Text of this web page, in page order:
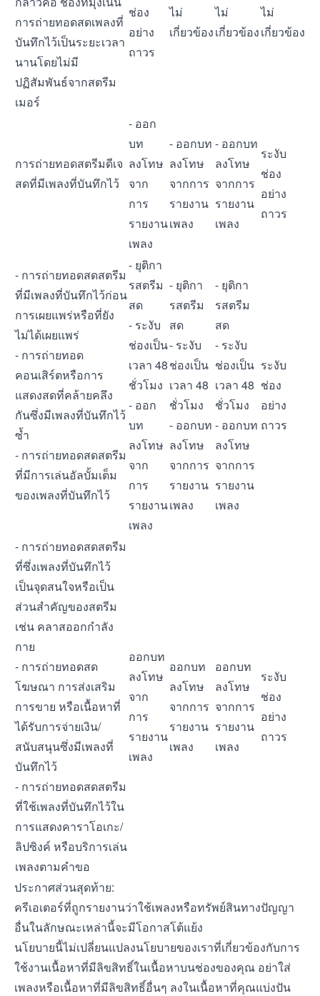
การถ่ายทอดสดเพลงที่
บันทึกไว้เป็นระยะเวลา
นานโดยไม่มี
ปฏิสัมพันธ์จากสตรีม
เมอร์
ช่อง
อย่าง
ถาวร
ไม่
เกี่ยวข้อง
ไม่
เกี่ยวข้อง
ไม่
เกี่ยวข้อง
การถ่ายทอดสตรีมดีเจ
สดที่มีเพลงที่บันทึกไว้
- ออก
บท
ลงโทษ
จาก
การ
รายงาน
เพลง
- ออกบท
ลงโทษ
จากการ
รายงาน
เพลง
- ออกบท
ลงโทษ
จากการ
รายงาน
เพลง
ระงับ
ช่อง
อย่าง
ถาวร
- การถ่ายทอดสดสตรีม
ที่มีเพลงที่บันทึกไว้ก่อน
การเผยแพร่หรือที่ยัง
ไม่ได้เผยแพร่
- การถ่ายทอด
คอนเสิร์ตหรือการ
แสดงสดที่คล้ายคลึง
กันซึ่งมีเพลงที่บันทึกไว้
ซ้ำ
- การถ่ายทอดสดสตรีม
ที่มีการเล่นอัลบั้มเต็ม
ของเพลงที่บันทึกไว้
- ยุติกา
รสตรีม
สด
- ระงับ
ช่องเป็น
เวลา 48
ชั่วโมง
- ออก
บท
ลงโทษ
จาก
การ
รายงาน
เพลง
- ยุติกา
รสตรีม
สด
- ระงับ
ช่องเป็น
เวลา 48
ชั่วโมง
- ออกบท
ลงโทษ
จากการ
รายงาน
เพลง
- ยุติกา
รสตรีม
สด
- ระงับ
ช่องเป็น
เวลา 48
ชั่วโมง
- ออกบท
ลงโทษ
จากการ
รายงาน
เพลง
ระงับ
ช่อง
อย่าง
ถาวร
- การถ่ายทอดสดสตรีม
ที่ซึ่งเพลงที่บันทึกไว้
เป็นจุดสนใจหรือเป็น
ส่วนสำคัญของสตรีม
เช่น คลาสออกกำลัง
กาย
- การถ่ายทอดสด
โฆษณา การส่งเสริม
การขาย หรือเนื้อหาที่
ได้รับการจ่ายเงิน/
สนับสนุนซึ่งมีเพลงที่
บันทึกไว้
- การถ่ายทอดสดสตรีม
ที่ใช้เพลงที่บันทึกไว้ใน
การแสดงคาราโอเกะ/
ลิปซิงค์ หรือบริการเล่น
เพลงตามคำขอ
ออกบท
ลงโทษ
จาก
การ
รายงาน
เพลง
ออกบท
ลงโทษ
จากการ
รายงาน
เพลง
ออกบท
ลงโทษ
จากการ
รายงาน
เพลง
ระงับ
ช่อง
อย่าง
ถาวร
ประกาศส่วนสุดท้าย:
ครีเอเตอร์ที่ถูกรายงานว่าใช้เพลงหรือทรัพย์สินทางปัญญา
อื่นในลักษณะเหล่านี้จะมีโอกาสโต้แย้ง
นโยบายนี้ไม่เปลี่ยนแปลงนโยบายของเราที่เกี่ยวข้องกับการ
ใช้งานเนื้อหาที่มีลิขสิทธิ์ในเนื้อหาบนช่องของคุณ อย่าใส่
เพลงหรือเนื้อหาที่มีลิขสิทธิ์อื่นๆ ลงในเนื้อหาที่คุณแบ่งปัน